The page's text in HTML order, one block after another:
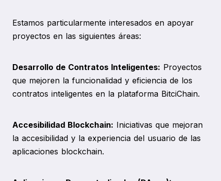
Estamos particularmente interesados en apoyar
proyectos en las siguientes áreas:
Desarrollo de Contratos Inteligentes: Proyectos
que mejoren la funcionalidad y eficiencia de los
contratos inteligentes en la plataforma BitciChain.
Accesibilidad Blockchain: Iniciativas que mejoran
la accesibilidad y la experiencia del usuario de las
aplicaciones blockchain.